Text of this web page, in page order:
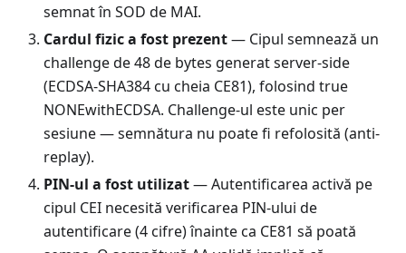
semnat în SOD de MAI.
Cardul fizic a fost prezent— Cipul semnează un
challenge de 48 de bytes generat server-side
(ECDSA-SHA384 cu cheia CE81), folosind true
NONEwithECDSA. Challenge-ul este unic per
sesiune — semnătura nu poate fi refolosită (anti-
replay).
PIN-ul a fost utilizat— Autentificarea activă pe
cipul CEI necesită verificarea PIN-ului de
autentificare (4 cifre) înainte ca CE81 să poată